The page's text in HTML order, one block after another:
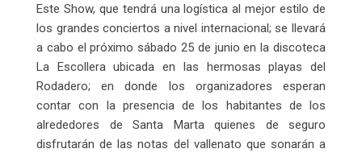
Este Show, que tendrá una logística al mejor estilo de
los grandes conciertos a nivel internacional; se llevará
a cabo el próximo sábado 25 de junio en la discoteca
La Escollera ubicada en las hermosas playas del
Rodadero; en donde los organizadores esperan
contar con la presencia de los habitantes de los
alrededores de Santa Marta quienes de seguro
disfrutarán de las notas del vallenato que sonarán a